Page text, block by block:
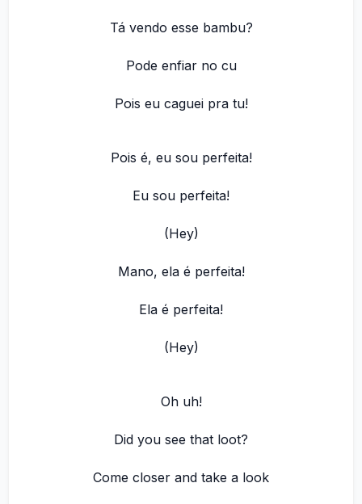
Tá vendo esse bambu?
Pode enfiar no cu
Pois eu caguei pra tu!
Pois é, eu sou perfeita!
Eu sou perfeita!
(Hey)
Mano, ela é perfeita!
Ela é perfeita!
(Hey)
Oh uh!
Did you see that loot?
Come closer and take a look